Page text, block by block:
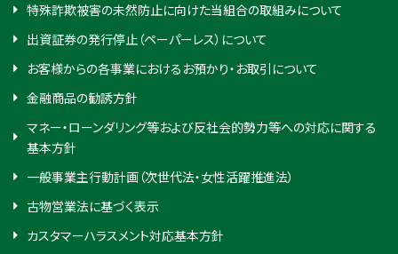
特殊詐欺被害の未然防止に向けた当組合の取組みについて
出資証券の発行停止（ペーパーレス）について
お客様からの各事業におけるお預かり・お取引について
金融商品の勧誘方針
マネー・ローンダリング等および反社会的勢力等への対応に関する
基本方針
一般事業主行動計画（次世代法・女性活躍推進法）
古物営業法に基づく表示
カスタマーハラスメント対応基本方針